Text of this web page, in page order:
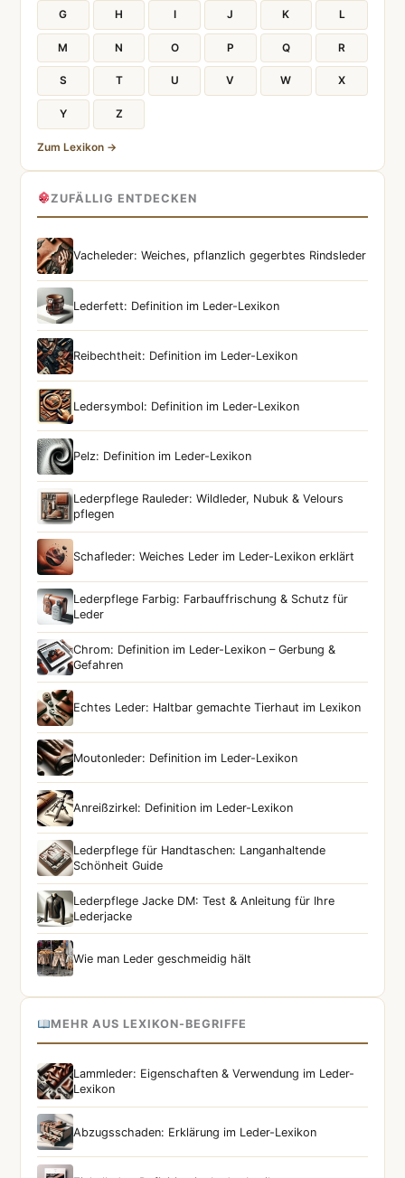
G H I J K L
M N O P Q R
S T U V W X
Y Z
Zum Lexikon →
ZUFÄLLIG ENTDECKEN
Vacheleder: Weiches, pflanzlich gegerbtes Rindsleder
Lederfett: Definition im Leder-Lexikon
Reibechtheit: Definition im Leder-Lexikon
Ledersymbol: Definition im Leder-Lexikon
Pelz: Definition im Leder-Lexikon
Lederpflege Rauleder: Wildleder, Nubuk & Velours
pflegen
Schafleder: Weiches Leder im Leder-Lexikon erklärt
Lederpflege Farbig: Farbauffrischung & Schutz für
Leder
Chrom: Definition im Leder-Lexikon – Gerbung &
Gefahren
Echtes Leder: Haltbar gemachte Tierhaut im Lexikon
Moutonleder: Definition im Leder-Lexikon
Anreißzirkel: Definition im Leder-Lexikon
Lederpflege für Handtaschen: Langanhaltende
Schönheit Guide
Lederpflege Jacke DM: Test & Anleitung für Ihre
Lederjacke
Wie man Leder geschmeidig hält
MEHR AUS LEXIKON-BEGRIFFE
Lammleder: Eigenschaften & Verwendung im Leder-
Lexikon
Abzugsschaden: Erklärung im Leder-Lexikon